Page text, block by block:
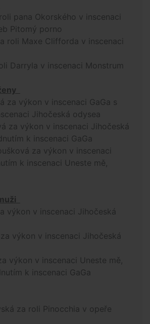
pana Okorského v inscenaci
Pitomý porno
roli Maxe Clifforda v inscenaci
Darryla v inscenaci Monstrum
za výkon v inscenaci GaGa s
Jihočeská odysea
za výkon v inscenaci Jihočeská
k inscenaci GaGa
za výkon v inscenaci
k inscenaci Uneste mě,
výkon v inscenaci Jihočeská
výkon v inscenaci Jihočeská
výkon v inscenaci Uneste mě,
k inscenaci GaGa
za roli Pinocchia v opeře